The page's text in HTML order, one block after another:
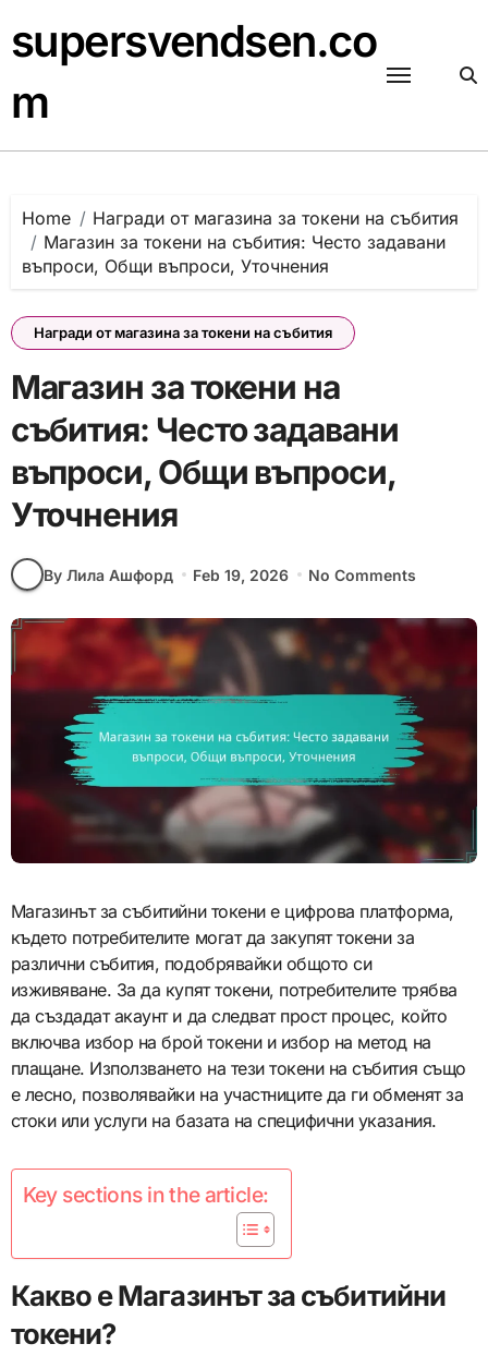
to
content
supersvendsen.co
m
Home
Награди от магазина за токени на събития
Магазин за токени на събития: Често задавани
въпроси, Общи въпроси, Уточнения
Награди от магазина за токени на събития
Магазин за токени на
събития: Често задавани
въпроси, Общи въпроси,
Уточнения
By Лила Ашфорд Feb 19, 2026 No Comments
Магазинът за събитийни токени е цифрова платформа,
където потребителите могат да закупят токени за
различни събития, подобрявайки общото си
изживяване. За да купят токени, потребителите трябва
да създадат акаунт и да следват прост процес, който
включва избор на брой токени и избор на метод на
плащане. Използването на тези токени на събития също
е лесно, позволявайки на участниците да ги обменят за
стоки или услуги на базата на специфични указания.
Key sections in the article:
Какво е Магазинът за събитийни
токени?